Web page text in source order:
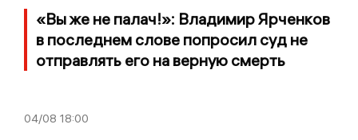
«Вы же не палач!»: Владимир Ярченков
в последнем слове попросил суд не
отправлять его на верную смерть
04/08 18:00